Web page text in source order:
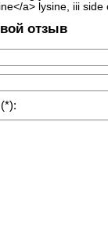
a> lysine, iii
отзыв